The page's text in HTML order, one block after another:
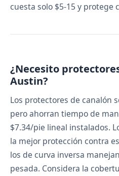
cuesta solo $5-15 y protege
¿Necesito
Austin?
Los protectores de canalón
pero ahorran tiempo de
$7.34/pie lineal instalados.
la mejor protección contra
los de curva inversa
pesada. Considera la